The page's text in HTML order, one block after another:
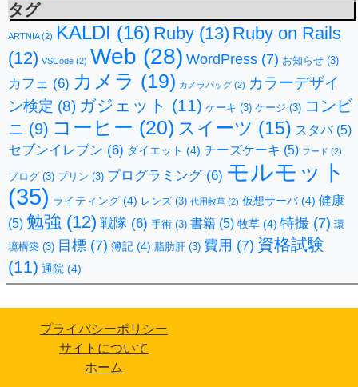
タグ
ARTNIA(2) KALDI (16) Ruby (13) Ruby on Rails
(12) VSCode (2) Web (28) WordPress (7) お知らせ (3)
カフェ (6) カメラ (19) カメラバッグ (2) カラーデザイ
ン検定 (8) ガジェット (11) ケーキ (3) ケージ (3) コンビ
ニ (9) コーヒー (20) スイーツ (15) スタバ(5)
セブンイレブン (6) ダイエット (4) チーズケーキ (5) フード (2)
ブログ (3) プリン (3) プログラミング(6) モルモット
(35) ライティング (4) レンズ (3) 代用牧草 (2) 仮想サーバ(4) 健康
(5) 勉強 (12) 戦隊 (6) 手術 (3) 書籍 (5) 牧草 (4) 特撮 (7) 環
境構築 (3) 目標 (7) 簿記 (4) 脂肪肝 (3) 費用 (7) 資格試験
(11) 通院 (4)
プライバシーポリシー
サイトについて
ホーム